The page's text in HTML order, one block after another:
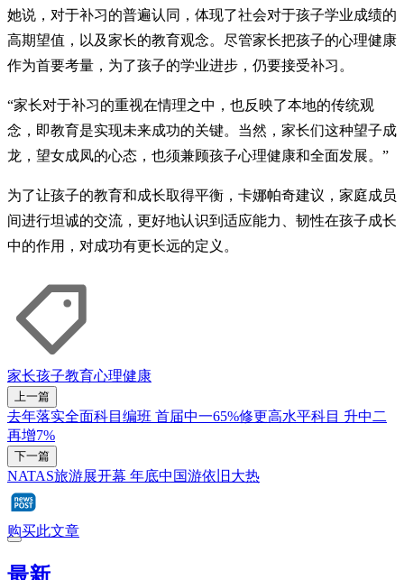
她说，对于补习的普遍认同，体现了社会对于孩子学业成绩的
高期望值，以及家长的教育观念。尽管家长把孩子的心理健康
作为首要考量，为了孩子的学业进步，仍要接受补习。
“家长对于补习的重视在情理之中，也反映了本地的传统观
念，即教育是实现未来成功的关键。当然，家长们这种望子成
龙，望女成凤的心态，也须兼顾孩子心理健康和全面发展。”
为了让孩子的教育和成长取得平衡，卡娜帕奇建议，家庭成员
间进行坦诚的交流，更好地认识到适应能力、韧性在孩子成长
中的作用，对成功有更长远的定义。
家长孩子教育心理健康
上一篇
去年落实全面科目编班 首届中一65%修更高水平科目 升中二
再增7%
下一篇
NATAS旅游展开幕 年底中国游依旧大热
购买此文章
最新